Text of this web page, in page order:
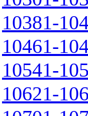
10381-
10461-
10541-
10621-